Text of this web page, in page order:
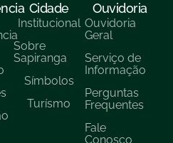
Cidade
Institucional
Sobre
Sapiranga
Símbolos
Turísmo
Ouvidoria
Ouvidoria
Geral
Serviço de
Informação
Perguntas
Frequentes
Fale
Conosco